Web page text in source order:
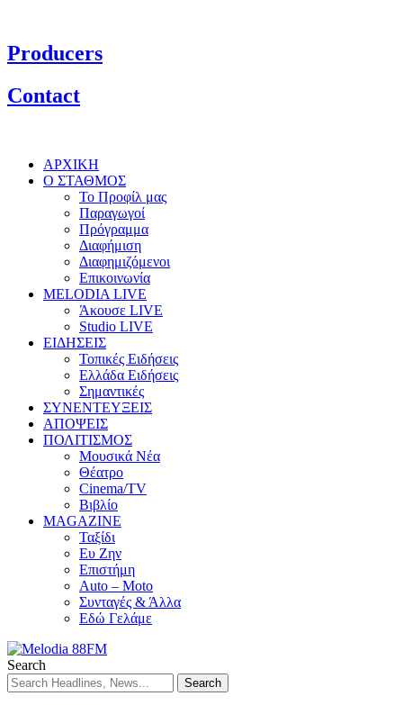
Producers
Contact
ΑΡΧΙΚΗ
Ο ΣΤΑΘΜΟΣ
Το Προφίλ μας
Παραγωγοί
Πρόγραμμα
Διαφήμιση
Διαφημιζόμενοι
Επικοινωνία
MELODIA LIVE
Άκουσε LIVE
Studio LIVE
ΕΙΔΗΣΕΙΣ
Τοπικές Ειδήσεις
Ελλάδα Ειδήσεις
Σημαντικές
ΣΥΝΕΝΤΕΥΞΕΙΣ
ΑΠΟΨΕΙΣ
ΠΟΛΙΤΙΣΜΟΣ
Μουσικά Νέα
Θέατρο
Cinema/TV
Βιβλίο
MAGAZINE
Ταξίδι
Ευ Ζην
Επιστήμη
Auto – Moto
Συνταγές & Άλλα
Εδώ Γελάμε
Search